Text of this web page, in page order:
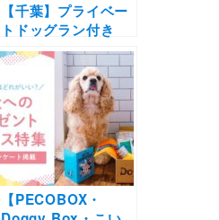
【千葉】プライベー
トドッグラン付き
「NAGARAMI
RESORT SOSA」
がオープン！大型犬
も宿泊OK
【PECOBOX・